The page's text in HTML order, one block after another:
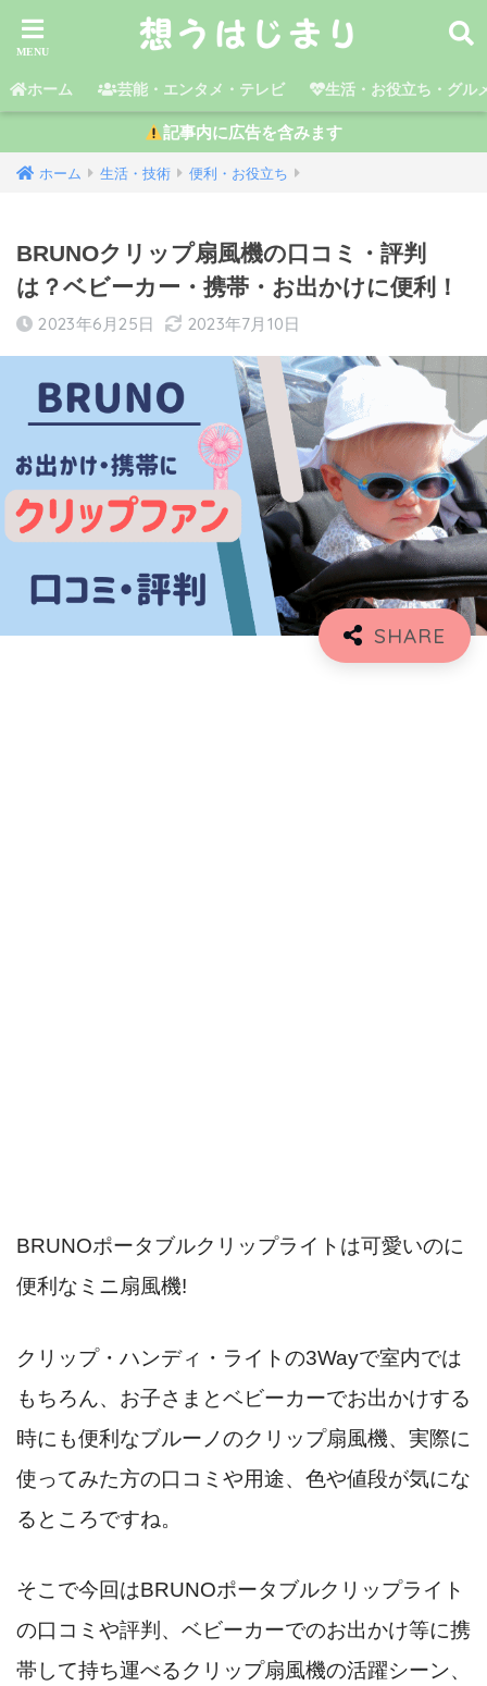
ホーム 芸能・エンタメ・テレビ 生活・お役立ち・グル
記事内に広告を含みます
ホーム 生活・技術 便利・お役立ち
BRUNOクリップ扇風機の口コミ・評判
は？ベビーカー・携帯・お出かけに便利！
2023年6月25日 2023年7月10日
BRUNOポータブルクリップライトは可愛いのに
便利なミニ扇風機!
クリップ・ハンディ・ライトの3Wayで室内では
もちろん、お子さまとベビーカーでお出かけする
時にも便利なブルーノのクリップ扇風機、実際に
使ってみた方の口コミや用途、色や値段が気にな
るところですね。
そこで今回はBRUNOポータブルクリップライト
の口コミや評判、ベビーカーでのお出かけ等に携
帯して持ち運べるクリップ扇風機の活躍シーン、